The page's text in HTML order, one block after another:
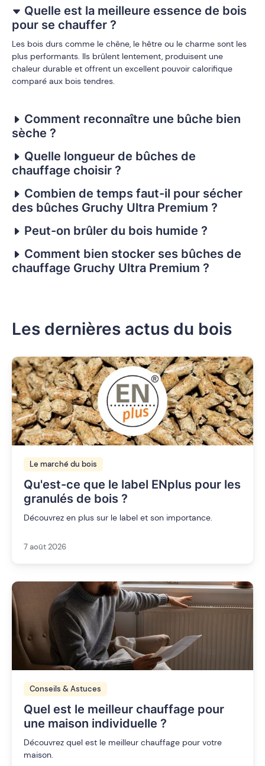
Quelle est la meilleure essence de bois
pour se chauffer ?
Les bois durs comme le chêne, le hêtre ou le charme sont les
plus performants. Ils brûlent lentement, produisent une
chaleur durable et offrent un excellent pouvoir calorifique
comparé aux bois tendres.
Comment reconnaître une bûche bien
sèche ?
Quelle longueur de bûches de
chauffage choisir ?
Combien de temps faut-il pour sécher
des bûches Gruchy Ultra Premium ?
Peut-on brûler du bois humide ?
Comment bien stocker ses bûches de
chauffage Gruchy Ultra Premium ?
Les dernières actus du bois
Le marché du bois
Qu'est-ce que le label ENplus pour les
granulés de bois ?
Découvrez en plus sur le label et son importance.
7 août 2026
Conseils & Astuces
Quel est le meilleur chauffage pour
une maison individuelle ?
Découvrez quel est le meilleur chauffage pour votre
maison.